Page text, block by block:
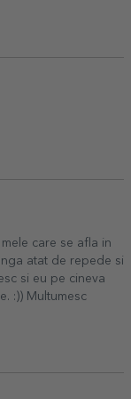
care se afla in
atat de repede si
si eu pe cineva
:)) Multumesc